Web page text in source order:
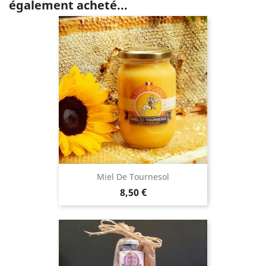
également acheté...
Miel De Tournesol
Prix
8,50 €